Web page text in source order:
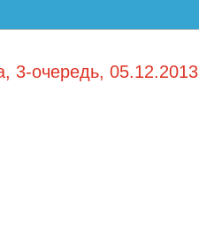
3-очередь, 05.12.2013